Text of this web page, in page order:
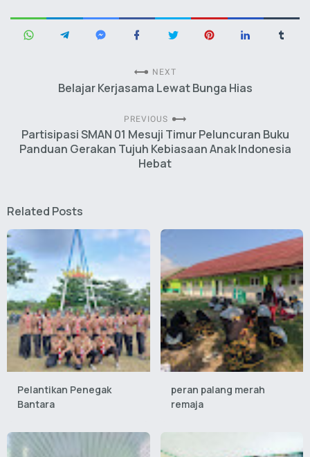
NEXT
Belajar Kerjasama Lewat Bunga Hias
PREVIOUS
Partisipasi SMAN 01 Mesuji Timur Peluncuran Buku
Panduan Gerakan Tujuh Kebiasaan Anak Indonesia
Hebat
Related Posts
Pelantikan Penegak
Bantara
peran palang merah
remaja